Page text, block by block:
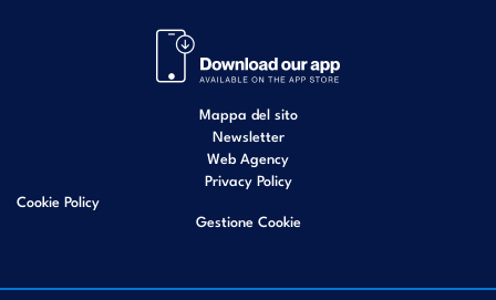
Mappa del sito
Newsletter
Web Agency
Privacy Policy
Cookie Policy
Gestione Cookie